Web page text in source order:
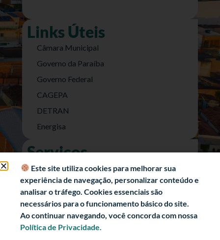
Links Úteis
Câmara Municipal
Governo da Paraíba
Governo Federal
CAGEPA
DETRAN
Energisa
Serviços
Nota Fiscal Eletrônica
e-SIC (Acesso a Informação)
Transparência Fiscal
História
Informações Turísticas
Este site utiliza cookies para melhorar sua
experiência de navegação, personalizar conteúdo e
analisar o tráfego. Cookies essenciais são
necessários para o funcionamento básico do site.
Ao continuar navegando, você concorda com nossa
Política de Privacidade.